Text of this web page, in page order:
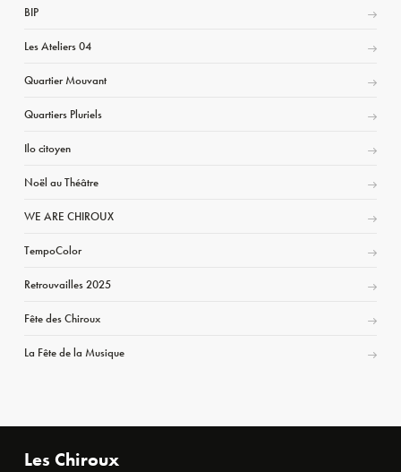
BIP
Les Ateliers 04
Quartier Mouvant
Quartiers Pluriels
Ilo citoyen
Noël au Théâtre
WE ARE CHIROUX
TempoColor
Retrouvailles 2025
Fête des Chiroux
La Fête de la Musique
Les Chiroux